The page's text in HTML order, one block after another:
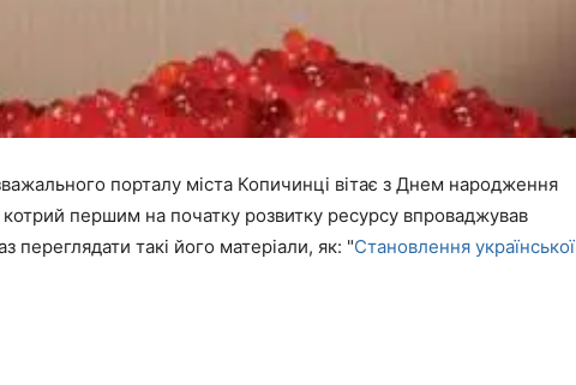
порталу міста Копичинці вітає з Днем народження
першим на початку розвитку ресурсу впроваджував
переглядати такі його матеріали, як: "Становлення української